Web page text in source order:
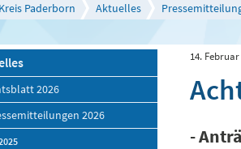
Kreis Paderborn Aktuelles
2026
2026
14. Februar
-